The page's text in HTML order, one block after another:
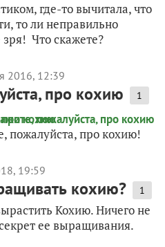
где-то вычитала, что
то ли неправильно
зря! Что скажете?
2016, 12:39
про кохию 1
пожалуйста, про кохию!
19:59
кохию? 1
Кохию. Ничего не
ее выращивания.